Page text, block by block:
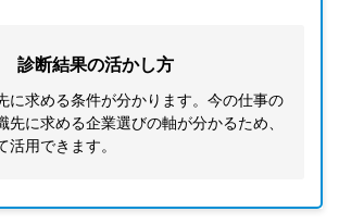
診断結果の活かし方
に求める条件が分かります。今の仕事の
先に求める企業選びの軸が分かるため、
活用できます。